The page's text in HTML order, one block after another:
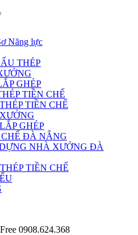
Năng lực
THÉP
GHÉP
TIỀN CHẾ
TIỀN CHẾ
GHÉP
ĐÀ NẴNG
NHÀ XƯỞNG ĐÀ
TIỀN CHẾ
0908.624.368